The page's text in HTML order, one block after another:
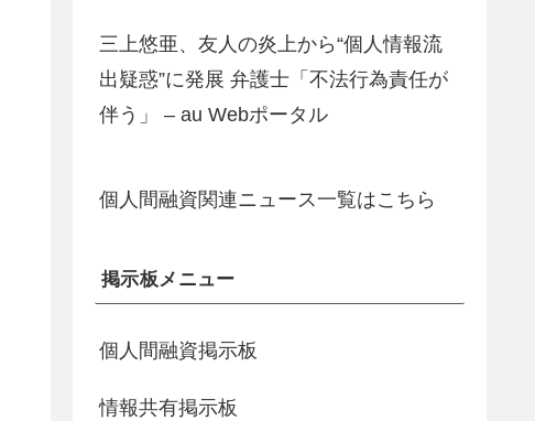
三上悠亜、友人の炎上から“個人情報流
出疑惑”に発展 弁護士「不法行為責任が
伴う」 – au Webポータル
個人間融資関連ニュース一覧はこちら
掲示板メニュー
個人間融資掲示板
情報共有掲示板